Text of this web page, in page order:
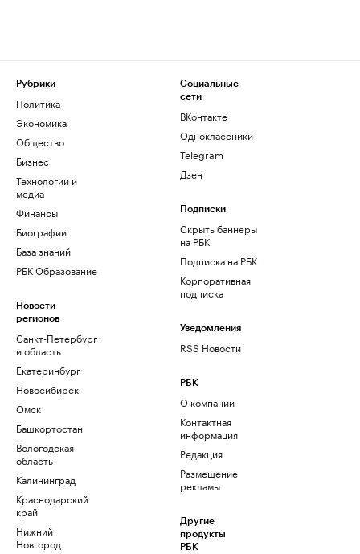
Рубрики
Политика
Экономика
Общество
Бизнес
Технологии и
медиа
Финансы
Биографии
База знаний
РБК Образование
Новости
регионов
Санкт-Петербург
и область
Екатеринбург
Новосибирск
Омск
Башкортостан
Вологодская
область
Калининград
Краснодарский
край
Нижний
Новгород
Социальные
сети
ВКонтакте
Одноклассники
Telegram
Дзен
Подписки
Скрыть баннеры
на РБК
Подписка на РБК
Корпоративная
подписка
Уведомления
RSS Новости
РБК
О компании
Контактная
информация
Редакция
Размещение
рекламы
Другие
продукты
РБК